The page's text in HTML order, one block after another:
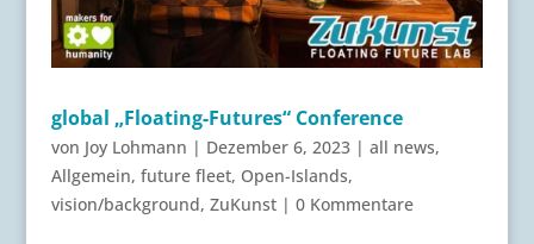
global „Floating-Futures“ Conference
von Joy Lohmann | Dezember 6, 2023| all news,
Allgemein, future fleet, Open-Islands,
vision/background, ZuKunst| 0 Kommentare